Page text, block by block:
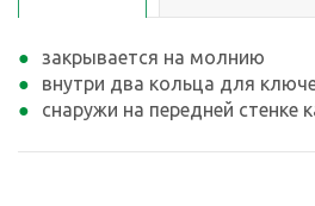
закрывается на молнию
внутри два кольца для
снаружи на передней стенке